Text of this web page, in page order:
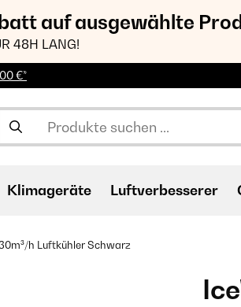
auf ausgewählte
48H LANG!
€*
Klimageräte Luftverbesserer
h Luftkühler Schwarz